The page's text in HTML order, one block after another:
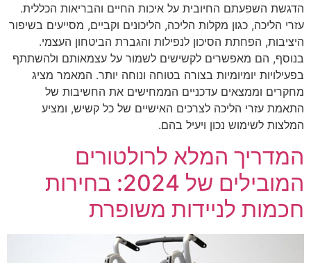
הדגשת השפעתם החיובית על איכות החיים והבריאות הכללית.
עזרי הליכה, כגון מקלות הליכה, הליכונים וקביים, מסייעים בשיפור
היציבות, הפחתת הסיכון לנפילות והגברת הביטחון העצמי.
בנוסף, הם מאפשרים לקשישים לשמור על עצמאותם ולהשתתף
בפעילויות יומיומיות בצורה בטוחה ונוחה יותר. המאמר מציג
מחקרים וממצאים עדכניים הממחישים את החשיבות של
התאמת עזרי הליכה לצרכים האישיים של כל קשיש, ומציע
המלצות לשימוש נכון ויעיל בהם.
המדריך המלא לרולטורים
המובילים של 2024: בחירות
חכמות לניידות משופרת